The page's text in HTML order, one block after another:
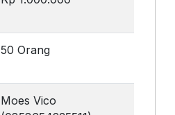
50 Orang
Moes Vico